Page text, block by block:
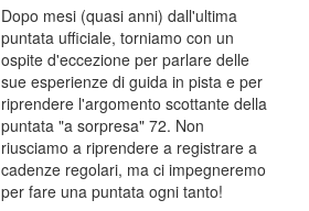
Dopo mesi (quasi anni) dall'ultima
puntata ufficiale, torniamo con un
ospite d'eccezione per parlare delle
sue esperienze di guida in pista e per
riprendere l'argomento scottante della
puntata "a sorpresa" 72. Non
riusciamo a riprendere a registrare a
cadenze regolari, ma ci impegneremo
per fare una puntata ogni tanto!